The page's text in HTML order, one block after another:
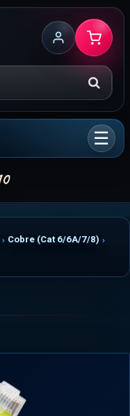
Cobre (Cat 6/6A/7/8)